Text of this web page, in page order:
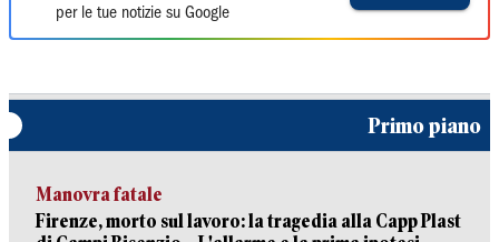
per le tue notizie su Google
Primo piano
Manovra fatale
Firenze, morto sul lavoro: la tragedia alla Capp Plast